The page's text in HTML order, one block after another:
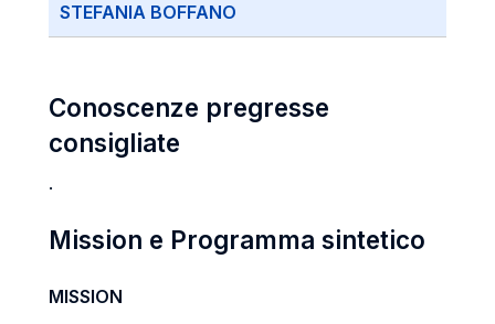
STEFANIA BOFFANO
Conoscenze pregresse
consigliate
.
Mission e Programma sintetico
MISSION